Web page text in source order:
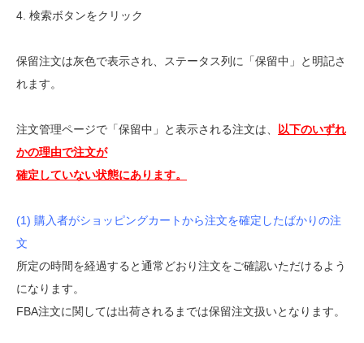
4. 検索ボタンをクリック
保留注文は灰色で表示され、ステータス列に「保留中」と明記さ
れます。
注文管理ページで「保留中」と表示される注文は、 以下のいずれ
かの理由で注文が
確定していない状態にあります。
(1) 購入者がショッピングカートから注文を確定したばかりの注
文
所定の時間を経過すると通常どおり注文をご確認いただけるよう
になります。
FBA注文に関しては出荷されるまでは保留注文扱いとなります。